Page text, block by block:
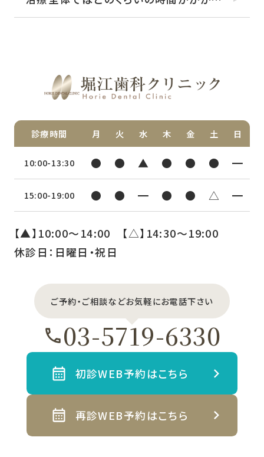
診療時間 月 火 水 木 金 土 日
10:00-13:30 ● ● ▲ ● ● ● ━
15:00-19:00 ● ● ━ ● ● △ ━
【▲】10:00〜14:00 【△】14:30〜19:00
休診日：日曜日・祝日
ご予約・ご相談などお気軽にお電話下さい
03-5719-6330
初診WEB予約はこちら
再診WEB予約はこちら